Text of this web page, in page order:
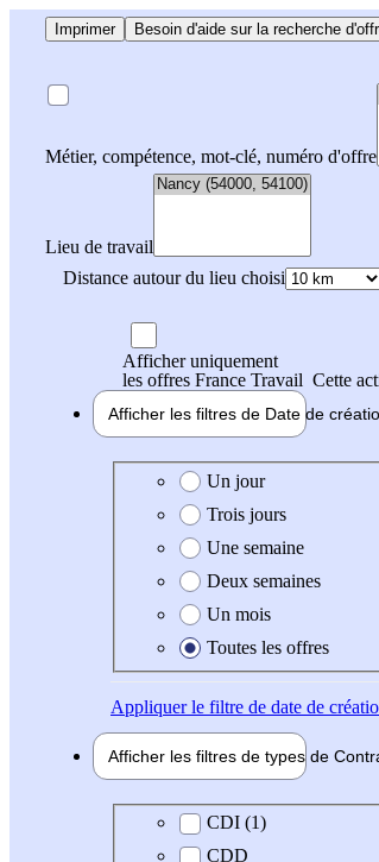
Imprimer Besoin d'aide sur la recherche
Métier, compétence, mot-clé, numéro d'offre
Lieu de travail
Distance autour du lieu choisi
Afficher uniquement
les offres France Travail Cette
Afficher les filtres de Date de
Date de création de l'offre
Un jour
Trois jours
Une semaine
Deux semaines
Un mois
Toutes les offres
Appliquerle filtre de date de
Afficher les filtres de types de
Type de contrat
CDI (1)
CDD